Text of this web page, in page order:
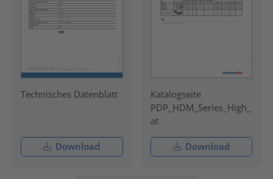
Technisches Datenblatt
Download
Katalogseite
PDP_HDM_Series_High_
at
Download